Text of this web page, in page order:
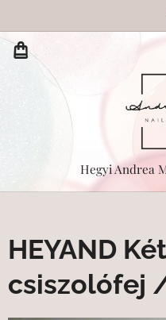
Hegyi Andrea
HEYAND
csiszolófej